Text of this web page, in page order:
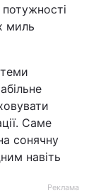
потужності
миль
Саме
сонячну
навіть
Реклама